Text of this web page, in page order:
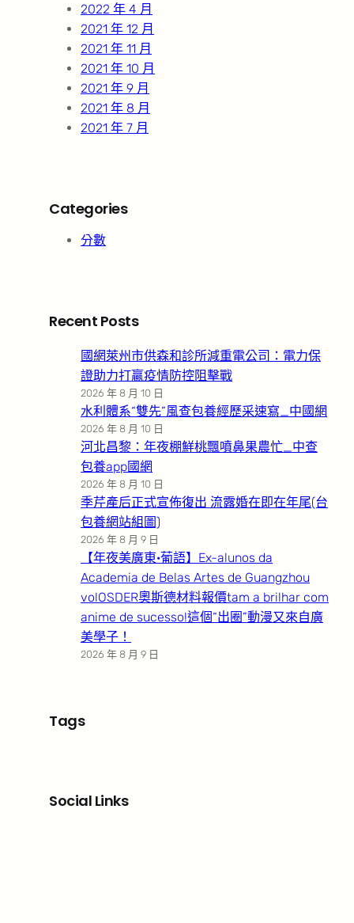
2022 年 4 月
2021 年 12 月
2021 年 11 月
2021 年 10 月
2021 年 9 月
2021 年 8 月
2021 年 7 月
Categories
分數
Recent Posts
國網萊州市供森和診所減重電公司：電力保
證助力打贏疫情防控阻擊戰
2026 年 8 月 10 日
水利體系“雙先”風查包養經歷采速寫_中國網
2026 年 8 月 10 日
河北昌黎：年夜棚鮮桃飄噴鼻果農忙_中查
包養app國網
2026 年 8 月 10 日
季芹產后正式宣佈復出 流露婚在即在年尾(台
包養網站組圖)
2026 年 8 月 9 日
【年夜美廣東·葡語】Ex-alunos da
Academia de Belas Artes de Guangzhou
volOSDER奧斯德材料報價tam a brilhar com
anime de sucesso!這個“出圈”動漫又來自廣
美學子！
2026 年 8 月 9 日
Tags
Social Links